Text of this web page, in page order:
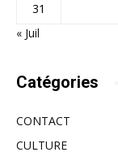
31
« Juil
Catégories
CONTACT
CULTURE